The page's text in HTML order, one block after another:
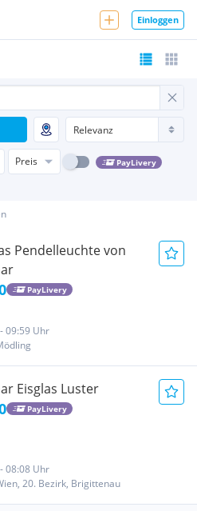
Einloggen
Preis PayLivery
Pendelleuchte von
PayLivery
09:59 Uhr
Eisglas Luster
PayLivery
08:08 Uhr
20. Bezirk, Brigittenau